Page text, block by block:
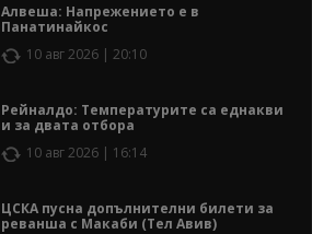
Алвеша: Напрежението е в
Панатинайкос
10 авг 2026 | 20:10
Рейналдо: Температурите са еднакви
и за двата отбора
10 авг 2026 | 16:14
ЦСКА пусна допълнителни билети за
реванша с Макаби (Тел Авив)